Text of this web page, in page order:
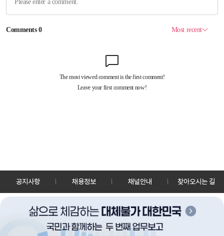
공지사항 채용정보 채널안내 찾아오시는 길
30128 세종특별자치시 정부2청사로 13 한국정책방송원 KTV
TEL: 044-204-8000
Copyrightⓒ KTV 국민방송 All Rights Reserved.